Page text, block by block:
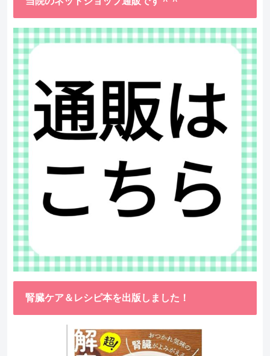
腎臓ケア＆レシピ本を出版しました！